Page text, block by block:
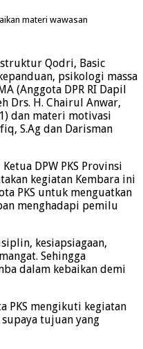
materi wawasan
Qodri, Basic
psikologi massa
(Anggota DPR RI Dapil
Drs. H. Chairul Anwar,
dan materi motivasi
S.Ag dan Darisman
DPW PKS Provinsi
kegiatan Kembara ini
PKS untuk menguatkan
menghadapi pemilu
kesiapsiagaan,
Sehingga
dalam kebaikan demi
PKS mengikuti kegiatan
tujuan yang